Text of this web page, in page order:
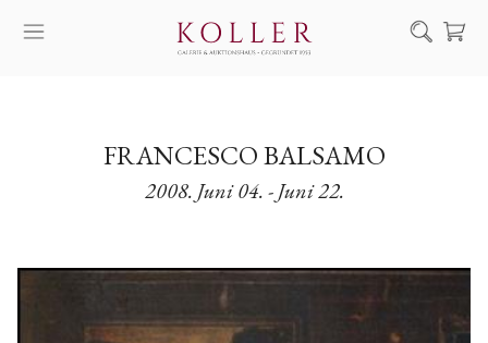
KÜNSTLER
KUNSTWERKE
AUSSTELLUNGEN
NACHRICHTEN
Suche
FRANCESCO BALSAMO
2008. Juni 04. - Juni 22.